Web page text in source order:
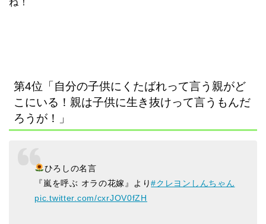
第4位「自分の子供にくたばれって言う親がど
こにいる！親は子供に生き抜けって言うもんだ
ろうが！」
ひろしの名言
『嵐を呼ぶ オラの花嫁』より#クレヨンしんちゃん
pic.twitter.com/cxrJOV0fZH